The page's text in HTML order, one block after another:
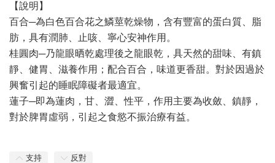
【說明】
百合─為白色百合花之鱗莖乾燥物，含有豐富的蛋白質、脂
肪，具有潤肺、止咳、寧心安神作用。
桂圓肉─乃龍眼晒乾處理後之龍眼乾，具天然的甜味、有鎮
靜、健胃、滋養作用；配合百合，味道更香甜。對於因過於
興奮引起的睡眠障礙者最適宜。
蓮子─即為蓮肉，甘、澀、性平，作用主要為收斂、鎮靜，
對於脾胃虛弱，引起之食慾不振治療有益。
支持 反對